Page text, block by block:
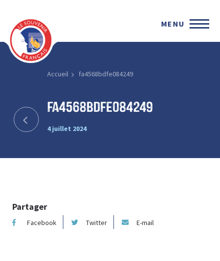
MENU
Accueil fa4568bdfe084249
fa4568bdfe084249
4 juillet 2024
Partager
Facebook Twitter E-mail